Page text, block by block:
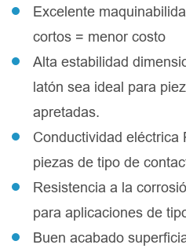
Excelente
cortos = menor costo
Alta estabilidad
latón sea ideal para
apretadas.
Conductividad eléctrica
piezas de tipo de
Resistencia a la
para aplicaciones de
Buen acabado